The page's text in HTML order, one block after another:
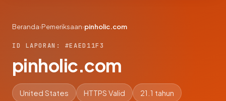
Beranda›Pemeriksaan›pinholic.com
ID LAPORAN: #EAED11F3
pinholic.com
United States HTTPS Valid 21.1 tahun